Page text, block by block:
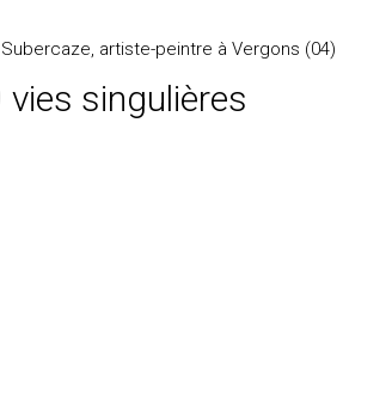
artiste-peintre à Vergons (04)
vies singulières